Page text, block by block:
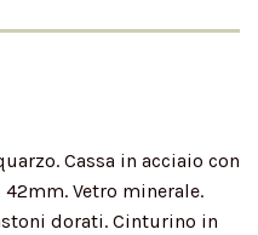
Cassa in acciaio con
Vetro minerale.
dorati. Cinturino in